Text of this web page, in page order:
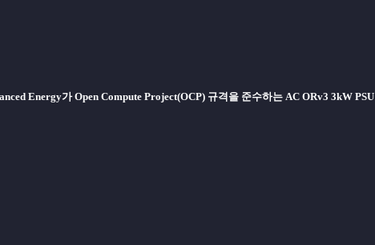
Energy가 Open Compute Project(OCP) 규격을 준수하는 AC ORv3 3kW PSU